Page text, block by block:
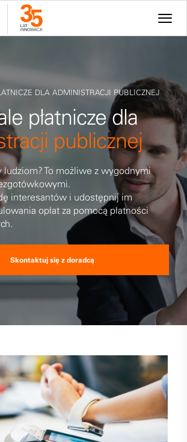
DLA ADMINISTRACJI PUBLICZNEJ
płatnicze dla
publicznej
ludziom? To możliwe z wygodnymi
interesantów i udostępnij im
opłat za pomocą płatności
Skontaktuj się z doradcą